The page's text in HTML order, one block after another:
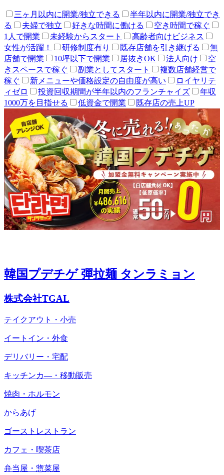
三ヶ月以内に開業/独立できる
半年以内に開業/独立でき
る
夫婦で独立 好きな時間に働ける
空き時間で稼ぐ
1人で開業
未経験からスタート
高齢者向けビジネス
女性が活躍！
研修制度有り 既存店舗を引き継げる
無
店舗で開業
10坪以下で開業 居抜きOK 法人向け
空
きスペースで稼ぐ
副業としてスタート
複数店舗経営で
稼ぐ
新メニューや価格設定の自由度が高い
ロイヤリテ
ィゼロ
投資回収期間が半年以内のフランチャイズ
年収
1000万を目指せる
低資金で開業 既存店の売上UP
韓国プデチゲ 彈拉麺 タンラミョン
株式会社TGAL
テイクアウト・小売
イートイン・外食
デリバリー・宅配
キッチンカ―・移動販売
焼肉・ホルモン
からあげ
ゴーストレストラン
カフェ・喫茶店
弁当屋・惣菜屋